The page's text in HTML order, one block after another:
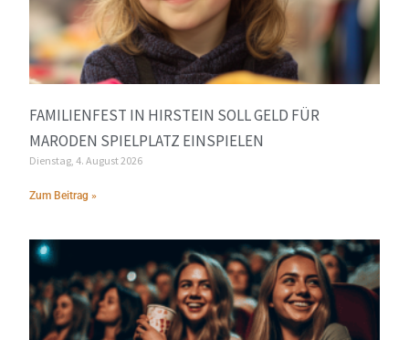
FAMILIENFEST IN HIRSTEIN SOLL GELD FÜR
MARODEN SPIELPLATZ EINSPIELEN
Dienstag, 4. August 2026
Zum Beitrag »